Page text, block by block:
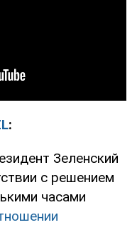
:
Зеленский
с решением
часами